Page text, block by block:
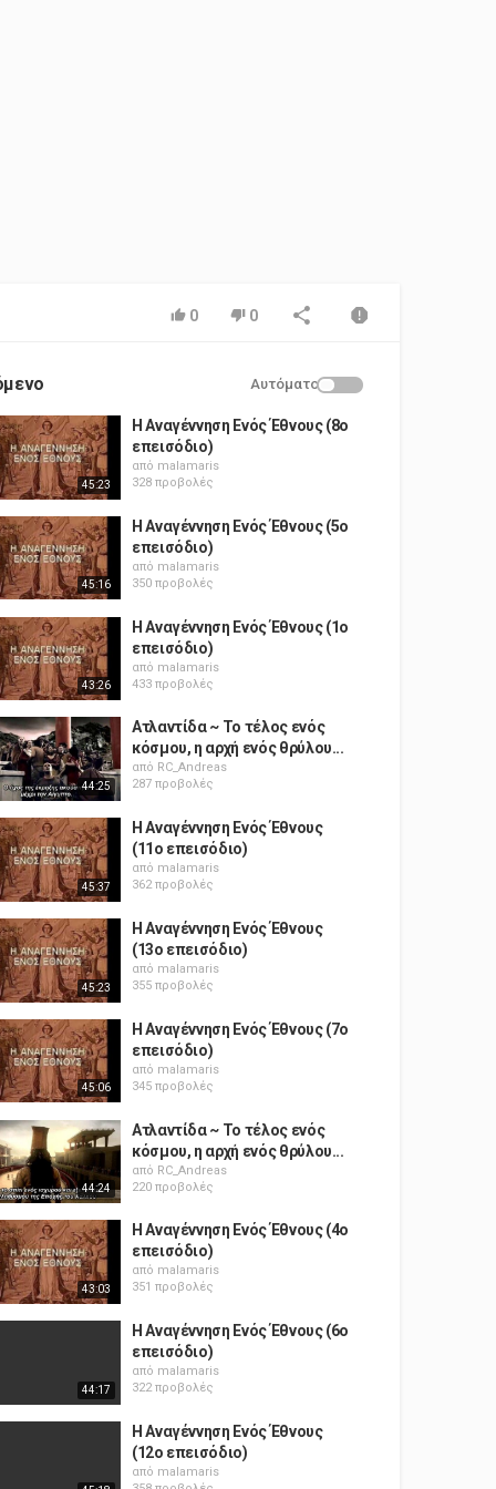
0 0
Αυτόματο
45:23
Η Αναγέννηση Ενός Έθνους (8ο
επεισόδιο)
από malamaris
328 προβολές
45:16
Η Αναγέννηση Ενός Έθνους (5ο
επεισόδιο)
από malamaris
350 προβολές
43:26
Η Αναγέννηση Ενός Έθνους (1ο
επεισόδιο)
από malamaris
433 προβολές
44:25
Ατλαντίδα ~ Το τέλος ενός
κόσμου, η αρχή ενός θρύλου...
από RC_Andreas
287 προβολές
45:37
Η Αναγέννηση Ενός Έθνους
(11ο επεισόδιο)
από malamaris
362 προβολές
45:23
Η Αναγέννηση Ενός Έθνους
(13ο επεισόδιο)
από malamaris
355 προβολές
45:06
Η Αναγέννηση Ενός Έθνους (7ο
επεισόδιο)
από malamaris
345 προβολές
44:24
Ατλαντίδα ~ Το τέλος ενός
κόσμου, η αρχή ενός θρύλου...
από RC_Andreas
220 προβολές
43:03
Η Αναγέννηση Ενός Έθνους (4ο
επεισόδιο)
από malamaris
351 προβολές
44:17
Η Αναγέννηση Ενός Έθνους (6ο
επεισόδιο)
από malamaris
322 προβολές
Η Αναγέννηση Ενός Έθνους
(12ο επεισόδιο)
από malamaris